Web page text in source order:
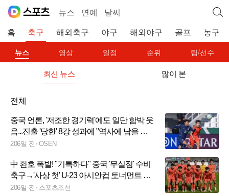
뉴스 연예 날씨
홈 축구 해외축구 야구 해외야구 골프 농구
뉴스 영상 일정 순위 팀/선수
최신 뉴스 많이 본
전체
중국 언론, '저조한 경기력'에도 일단 함박 웃
음...진출 '당한' 8강 성과에 "역사에 남을 성
과"
206일 전 OSEN
中 환호 폭발! "기특하다" 중국 '무실점' 수비
축구→'사상 첫' U-23 아시안컵 토너먼트 진
출 '기염'
206일 전 스포츠조선